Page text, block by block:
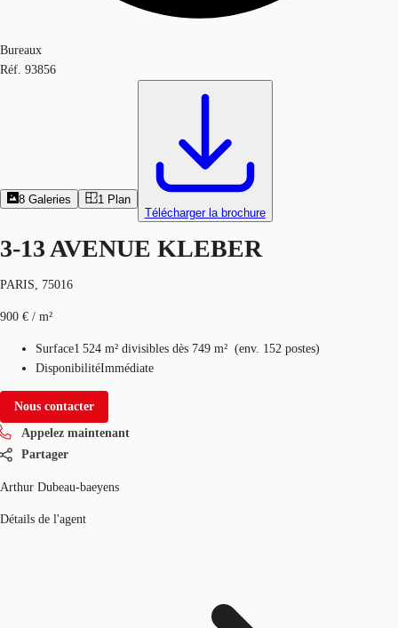
Bureaux
Réf. 93856
8 Galeries 1 Plan
Télécharger la brochure
3-13 AVENUE KLEBER
PARIS, 75016
900 € / m²
Surface1 524 m² divisibles dès 749 m² (env. 152 postes)
DisponibilitéImmédiate
Nous contacter
Appelez maintenant
Partager
Arthur Dubeau-baeyens
Détails de l'agent